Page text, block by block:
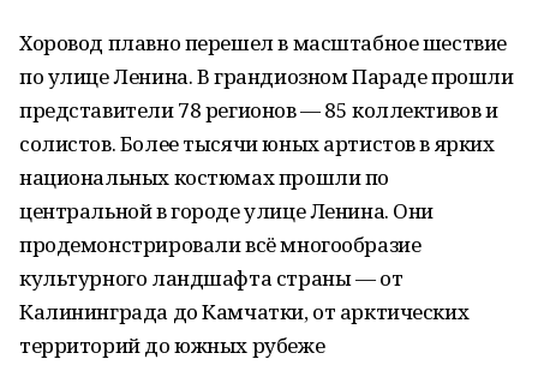
Хоровод плавно перешел в масштабное шествие
по улице Ленина. В грандиозном Параде прошли
представители 78 регионов — 85 коллективов и
солистов. Более тысячи юных артистов в ярких
национальных костюмах прошли по
центральной в городе улице Ленина. Они
продемонстрировали всё многообразие
культурного ландшафта страны — от
Калининграда до Камчатки, от арктических
территорий до южных рубеже